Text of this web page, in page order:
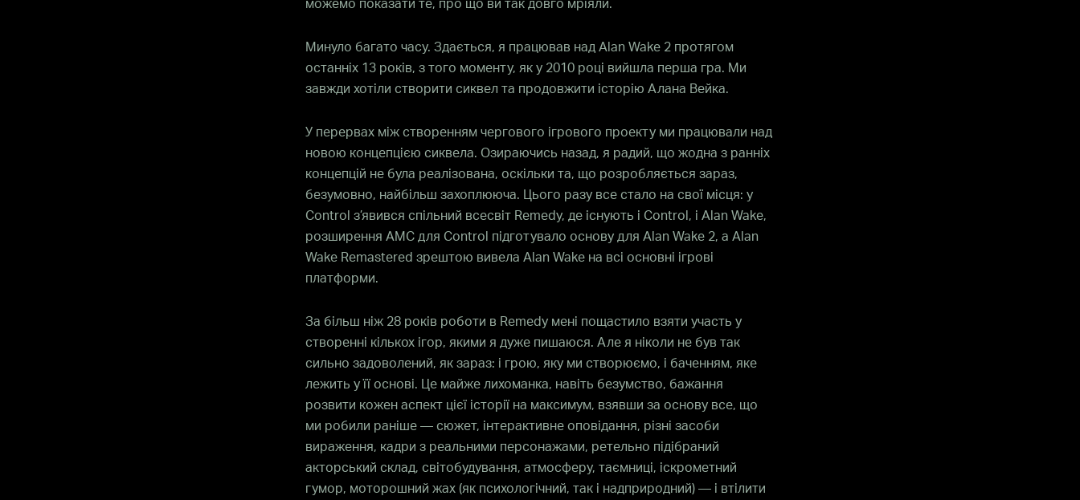
можемо показати те, про що ви так довго мріяли.
Минуло багато часу. Здається, я працював над Alan Wake 2 протягом
останніх 13 років, з того моменту, як у 2010 році вийшла перша гра. Ми
завжди хотіли створити сиквел та продовжити історію Алана Вейка.
У перервах між створенням чергового ігрового проекту ми працювали над
новою концепцією сиквела. Озираючись назад, я радий, що жодна з ранніх
концепцій не була реалізована, оскільки та, що розробляється зараз,
безумовно, найбільш захоплююча. Цього разу все стало на свої місця: у
Control з’явився спільний всесвіт Remedy, де існують і Control, і Alan Wake,
розширення АМС для Control підготувало основу для Alan Wake 2, а Alan
Wake Remastered зрештою вивела Alan Wake на всі основні ігрові
платформи.
За більш ніж 28 років роботи в Remedy мені пощастило взяти участь у
створенні кількох ігор, якими я дуже пишаюся. Але я ніколи не був так
сильно задоволений, як зараз: і грою, яку ми створюємо, і баченням, яке
лежить у її основі. Це майже лихоманка, навіть безумство, бажання
розвити кожен аспект цієї історії на максимум, взявши за основу все, що
ми робили раніше — сюжет, інтерактивне оповідання, різні засоби
вираження, кадри з реальними персонажами, ретельно підібраний
акторський склад, світобудування, атмосферу, таємниці, іскрометний
гумор, моторошний жах (як психологічний, так і надприродний) — і втілити